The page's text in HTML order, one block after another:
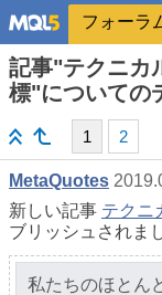
フォーラ
記事"テクニカ
標"についての
1 2
MetaQuotes
新しい記事 テクニ
ブリッシュされま
私たちのほとん